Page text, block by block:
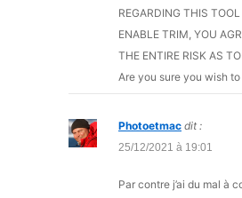
REGARDING THIS
ENABLE TRIM, YOU
THE ENTIRE RISK AS
Are you sure you wish
Photoetmac dit :
25/12/2021 à 19:01
Par contre j’ai du mal à